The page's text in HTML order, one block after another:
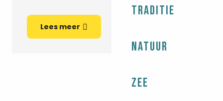
Traditie
Natuur
Zee
Lees meer